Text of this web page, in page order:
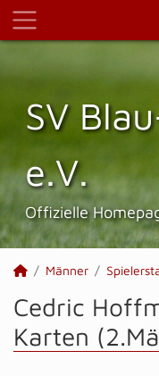
SV
e.V.
Offizielle
Männer
Cedric
Karten